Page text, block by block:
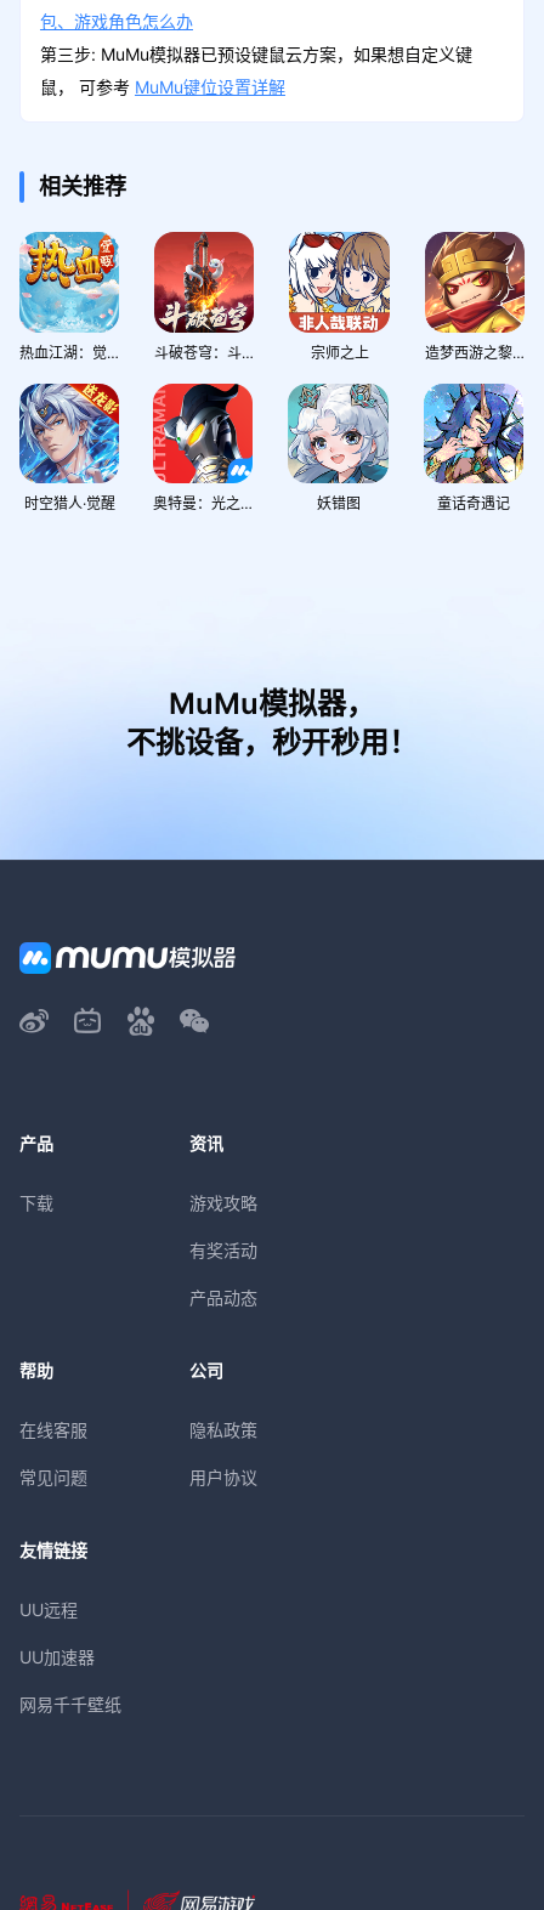
包、游戏角色怎么办
第三步: MuMu模拟器已预设键鼠云方案，如果想自定义键
鼠， 可参考 MuMu键位设置详解
相关推荐
热血江湖：觉醒 斗破苍穹：斗帝之路 宗师之上 造梦西游之黎尤浩劫篇
时空猎人·觉醒 奥特曼：光之战士 妖错图 童话奇遇记
MuMu模拟器，
不挑设备，秒开秒用！
产品
下载
资讯
游戏攻略
有奖活动
产品动态
帮助
在线客服
常见问题
公司
隐私政策
用户协议
友情链接
UU远程
UU加速器
网易千千壁纸